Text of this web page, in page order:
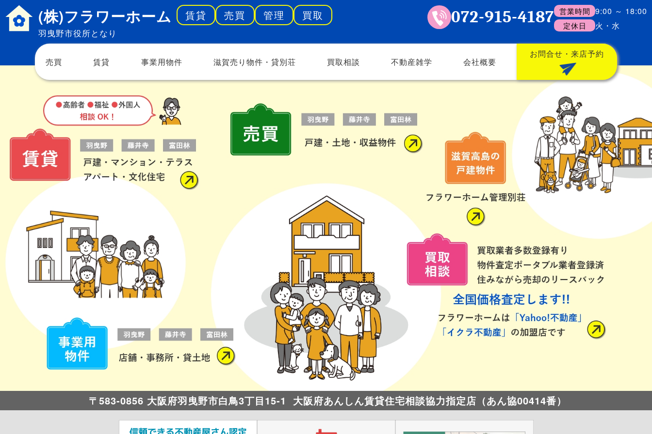
(株)フラワーホーム
羽曳野市役所となり
賃貸 売買 管理 買取 072-915-4187 営業時間 9:00 ～ 18:00
定休日 火・水
売買 賃貸 事業用物件 滋賀売り物件・貸別荘 買取相談 不動産雑学 会社概要
お問合せ・来店予約
〒583-0856 大阪府羽曳野市白鳥3丁目15-1 大阪府あんしん賃貸住宅相談協力指定店（あん協00414番）